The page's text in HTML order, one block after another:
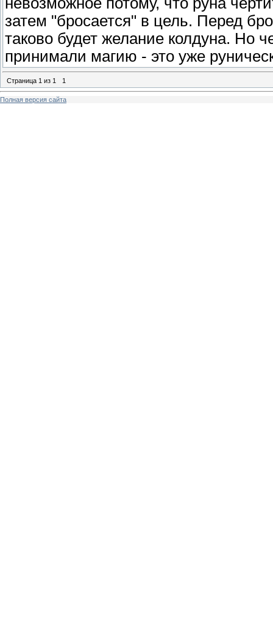
затем "бросается" в цель. Перед
таково будет желание колдуна. Но
принимали магию - это уже
Страница 1 из 1 1
Полная версия сайта